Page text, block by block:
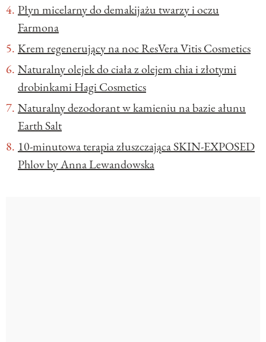
Płyn micelarny do demakijażu twarzy i oczu
Farmona
Krem regenerujący na noc ResVera Vitis Cosmetics
Naturalny olejek do ciała z olejem chia i złotymi
drobinkami Hagi Cosmetics
Naturalny dezodorant w kamieniu na bazie ałunu
Earth Salt
10-minutowa terapia złuszczająca SKIN-EXPOSED
Phlov by Anna Lewandowska